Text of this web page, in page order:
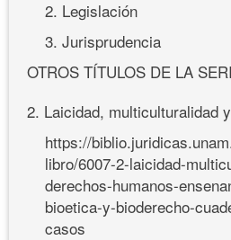
2. Legislación
3. Jurisprudencia
OTROS TÍTULOS DE LA
2. Laicidad, multiculturalidad
https://
libro/6007-2-laicidad-
derechos-humanos-
bioetica-y-bioderecho-
casos